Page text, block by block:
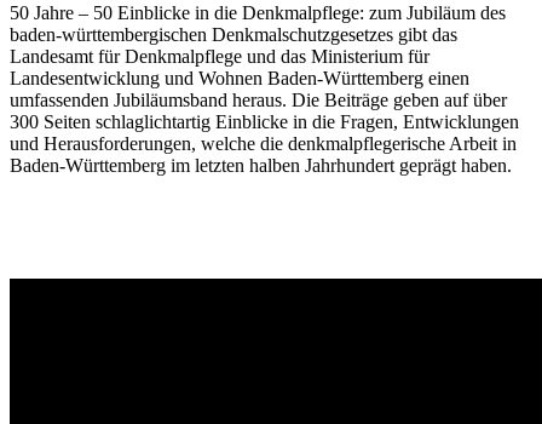
50 Jahre – 50 Einblicke in die Denkmalpflege: zum Jubiläum des
baden-württembergischen Denkmalschutzgesetzes gibt das
Landesamt für Denkmalpflege und das Ministerium für
Landesentwicklung und Wohnen Baden-Württemberg einen
umfassenden Jubiläumsband heraus. Die Beiträge geben auf über
300 Seiten schlaglichtartig Einblicke in die Fragen, Entwicklungen
und Herausforderungen, welche die denkmalpflegerische Arbeit in
Baden-Württemberg im letzten halben Jahrhundert geprägt haben.